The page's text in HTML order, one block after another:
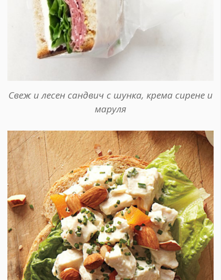
Свеж и лесен сандвич с шунка, крема сирене и
маруля